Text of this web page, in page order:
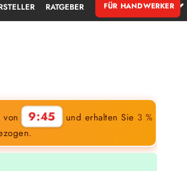
RATGEBER FÜR HANDWERKER
von 9:44 und erhalten Sie 3 %